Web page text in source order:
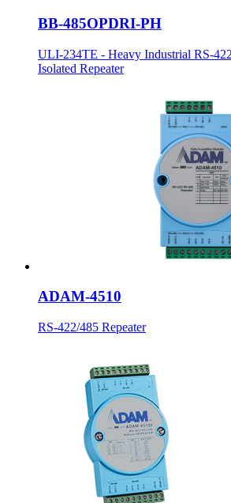
BB-485OPDRI-PH
ULI-234TE - Heavy Industrial RS-
Isolated Repeater
ADAM-4510
RS-422/485 Repeater